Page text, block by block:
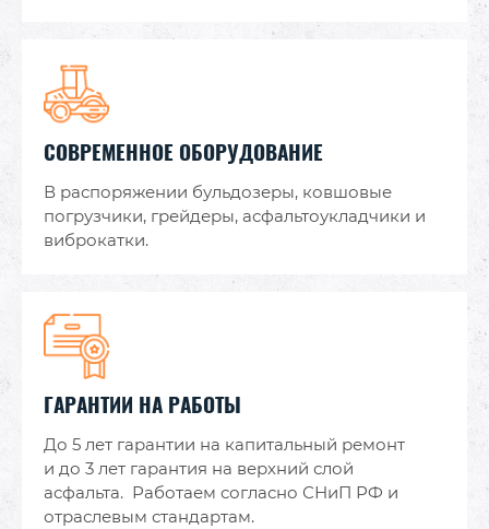
СОВРЕМЕННОЕ ОБОРУДОВАНИЕ
В распоряжении бульдозеры, ковшовые
погрузчики, грейдеры, асфальтоукладчики и
виброкатки.
ГАРАНТИИ НА РАБОТЫ
До 5 лет гарантии на капитальный ремонт
и до 3 лет гарантия на верхний слой
асфальта. Работаем согласно СНиП РФ и
отраслевым стандартам.